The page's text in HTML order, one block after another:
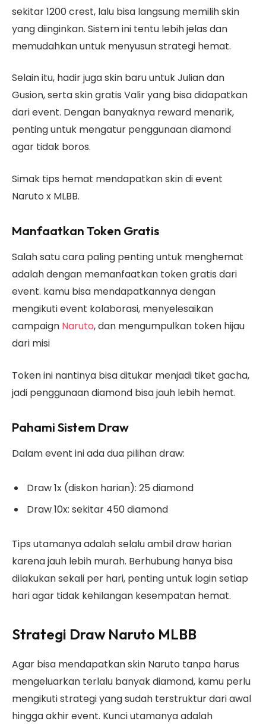
sekitar 1200 crest, lalu bisa langsung memilih skin
yang diinginkan. Sistem ini tentu lebih jelas dan
memudahkan untuk menyusun strategi hemat.
Selain itu, hadir juga skin baru untuk Julian dan
Gusion, serta skin gratis Valir yang bisa didapatkan
dari event. Dengan banyaknya reward menarik,
penting untuk mengatur penggunaan diamond
agar tidak boros.
Simak tips hemat mendapatkan skin di event
Naruto x MLBB.
Manfaatkan Token Gratis
Salah satu cara paling penting untuk menghemat
adalah dengan memanfaatkan token gratis dari
event. kamu bisa mendapatkannya dengan
mengikuti event kolaborasi, menyelesaikan
campaign Naruto, dan mengumpulkan token hijau
dari misi
Token ini nantinya bisa ditukar menjadi tiket gacha,
jadi penggunaan diamond bisa jauh lebih hemat.
Pahami Sistem Draw
Dalam event ini ada dua pilihan draw:
Draw 1x (diskon harian): 25 diamond
Draw 10x: sekitar 450 diamond
Tips utamanya adalah selalu ambil draw harian
karena jauh lebih murah. Berhubung hanya bisa
dilakukan sekali per hari, penting untuk login setiap
hari agar tidak kehilangan kesempatan hemat.
Strategi Draw Naruto MLBB
Agar bisa mendapatkan skin Naruto tanpa harus
mengeluarkan terlalu banyak diamond, kamu perlu
mengikuti strategi yang sudah terstruktur dari awal
hingga akhir event. Kunci utamanya adalah